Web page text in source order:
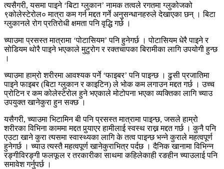
त्यसैगरी, यसमा पाइने ‘बिटा ग्लुकान’ नामक तत्वले रगतमा ग्लुकोजको
९कोलेस्टेरोल० मात्रा कम गर्न मद्दत गर्ने अनुसन्धानहरुले देखाएका छन् । बिटा
ग्लुकानले रोग प्रतिरोधी क्षमता पनि वृद्धि गर्छ ।
च्याउमा प्रसस्त मात्रामा ‘पोटासियम’ पनि हुनेगर्छ । पोटासियम धेरै पाइने र
सोडियम थोरै पाइने भएकाले मुटुरोग र रक्तचापका बिरामीका लागि उपयोगी हुन्छ
।
च्याउमा हाम्रो शरीरमा आवश्यक पर्ने ‘फाइबर’ पनि पाइन्छ । ढुसी प्रजातिमा
पाइने फाइबर (बिटा ग्लुकान र काइटिन) ले भोक कम लगाउन मद्दत गर्छ । उच्च
प्रोटिन र कम कोलेस्टेरोल हुने भएकाले मोटोपना भएका व्यक्तिका लागि च्याउ
उपयुक्त खानेकुरा हुन सक्छ ।
यसैगरी, च्याउमा भिटामिन बी पनि प्रसस्त मात्रामा पाइन्छ, जसले हाम्रो
शरीरका विभिना काममा मद्दत पुर्‍याएर हामीलाई स्वस्थ राख्न मद्दत गर्छ । कुनै पनि
एउटा खाने कुरा त्यसमा स्वास्थ्यका लागि के तत्व पाइन्छ भन्ने कुराले महत्वपूर्ण
हुनेगर्छ । च्याउ त्यस्तै महत्वपूर्ण खानेकुराभित्र पर्दछ । दैनिक खानामा विभिन्न
रङ्गीविरङ्गी फलफूल र तरकारीका साथमा कहिलेकाही रङहीन च्याउलाई पनि
समावेश गर्नुपर्छ ।